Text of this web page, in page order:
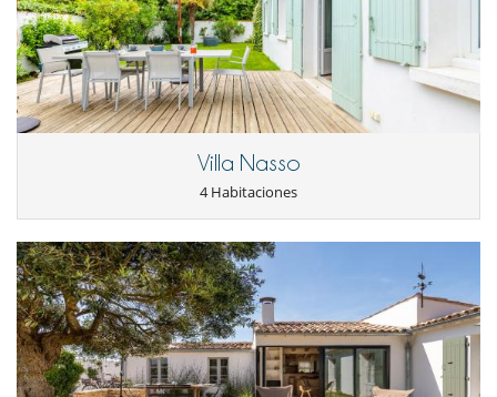
Villa Nasso
4 Habitaciones